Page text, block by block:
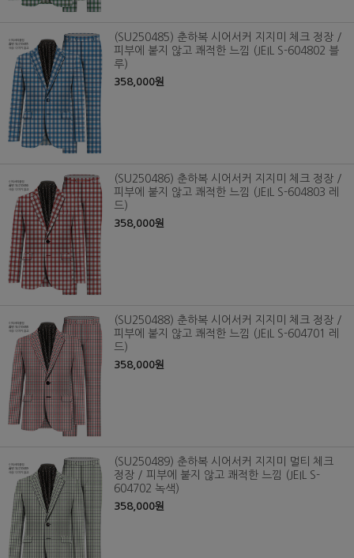
(SU250485) 춘하복 시어서커 지지미 체크 정장 /
피부에 붙지 않고 쾌적한 느낌 (JEIL S-604802 블
루)
358,000원
(SU250486) 춘하복 시어서커 지지미 체크 정장 /
피부에 붙지 않고 쾌적한 느낌 (JEIL S-604803 레
드)
358,000원
(SU250488) 춘하복 시어서커 지지미 체크 정장 /
피부에 붙지 않고 쾌적한 느낌 (JEIL S-604701 레
드)
358,000원
(SU250489) 춘하복 시어서커 지지미 멀티 체크
정장 / 피부에 붙지 않고 쾌적한 느낌 (JEIL S-
604702 녹색)
358,000원